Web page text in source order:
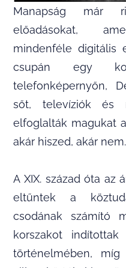
Manapság már
előadásokat,
mindenféle digitális
csupán egy
telefonképernyőn,
sőt, televíziók és
elfoglalták magukat
akár hiszed, akár nem.
A XIX. század óta az
eltűntek a
csodának számító
korszakot
történelmében,